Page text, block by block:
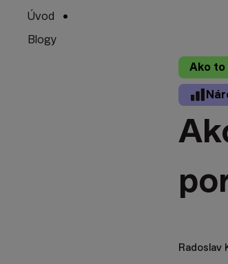
Úvod
Blogy
Ako to
Radoslav